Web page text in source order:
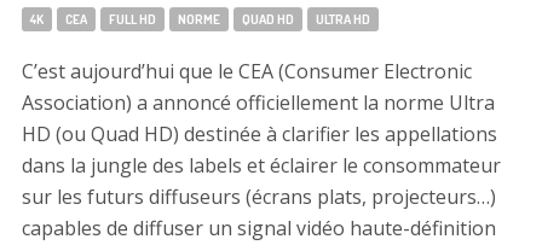
Tags:
4K CEA FULL HD NORME QUAD HD ULTRA HD
C’est aujourd’hui que le CEA (Consumer Electronic
Association) a annoncé officiellement la norme Ultra
HD (ou Quad HD) destinée à clarifier les appellations
dans la jungle des labels et éclairer le consommateur
sur les futurs diffuseurs (écrans plats, projecteurs…)
capables de diffuser un signal vidéo haute-définition